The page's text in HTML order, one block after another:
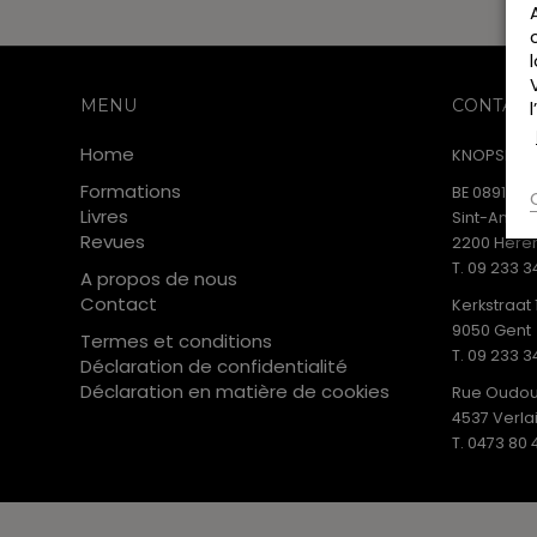
MENU
Home
Formations
Livres
Revues
A propos de nous
Contact
Termes et conditions
Déclaration de confidentialité
Déclaration en matière de cookies
CONTACT
BE
Sint-
2200
T. 09 233
Kerkstraat
9050 Gent
T. 09 233
Rue
4537
T. 0473 80